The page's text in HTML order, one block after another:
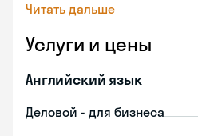
Читать дальше
Услуги и цены
Английский язык
Деловой - для бизнеса